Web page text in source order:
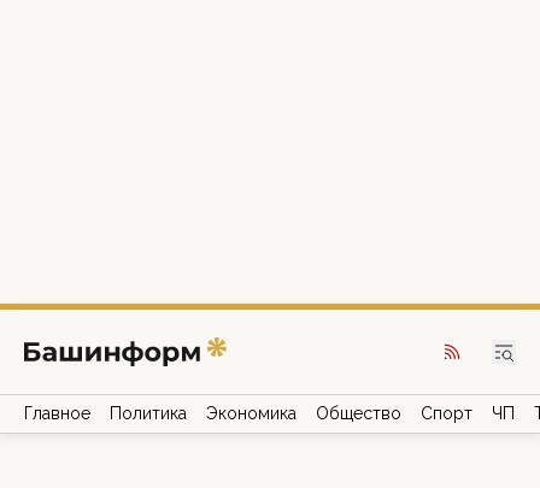
Главное Политика Экономика Общество Спорт ЧП